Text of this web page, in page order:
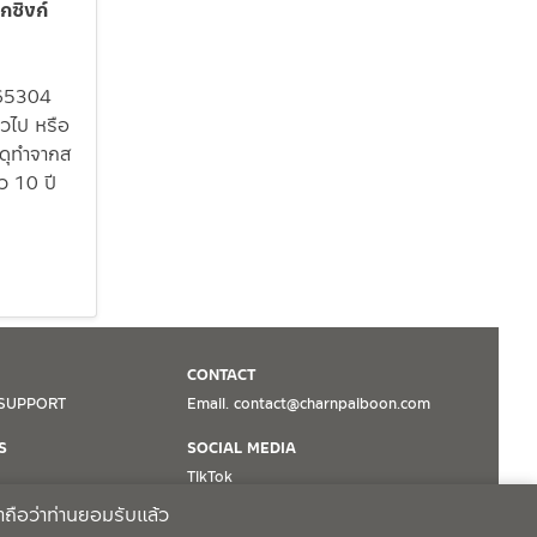
ซิงก์
ไป หรือ
ทำจากส
10 ปี
CONTACT
Email. contact@charnpaiboon.com
SOCIAL MEDIA
TikTok
ถือว่าท่านยอมรับแล้ว